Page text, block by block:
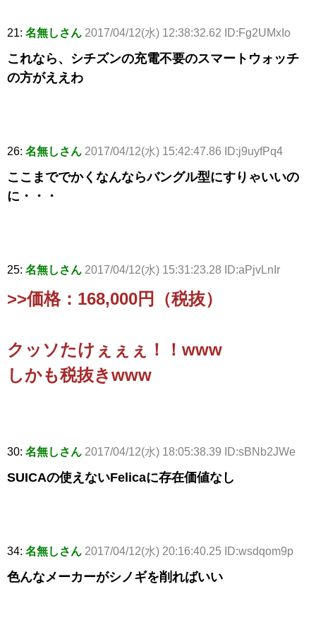
21: 名無しさん 2017/04/12(水) 12:38:32.62 ID:Fg2UMxIo
これなら、シチズンの充電不要のスマートウォッチ
の方がええわ
26: 名無しさん 2017/04/12(水) 15:42:47.86 ID:j9uyfPq4
ここまででかくなんならバングル型にすりゃいいの
に・・・
25: 名無しさん 2017/04/12(水) 15:31:23.28 ID:aPjvLnIr
>>価格：168,000円（税抜）
クッソたけぇぇぇ！！www
しかも税抜きwww
30: 名無しさん 2017/04/12(水) 18:05:38.39 ID:sBNb2JWe
SUICAの使えないFelicaに存在価値なし
34: 名無しさん 2017/04/12(水) 20:16:40.25 ID:wsdqom9p
色んなメーカーがシノギを削ればいい